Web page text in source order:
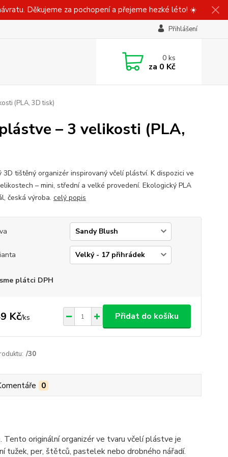
Děkujeme za pochopení a přejeme hezké léto! ☀️
Přihlášení
0ks
za 0 Kč
(PLA, 3D tisk)
– 3 velikosti (PLA,
3D tištěný organizér inspirovaný včelí pláství. K dispozici ve
– mini, střední a velké provedení. Ekologický PLA
česká výroba. celý popis
plátci DPH
Kč/ks Přidat do košíku
/30
0
originální organizér ve tvaru včelí plástve je
tužek, per, štětců, pastelek nebo drobného nářadí.